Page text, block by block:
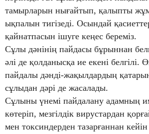
тамырларын нығайтып, қалыпты
ықпалын тигізеді. Осындай
қайнатпасын ішуге кеңес береміз.
Сұлы дәнінің пайдасы бұрыннан
әлі де қолданысқа ие екені белгілі.
пайдалы дәнді-жақылдардың
сұлыдан дәрі де жасалады.
Сұлыны үнемі пайдалану адамның
көтеріп, мезгілдік вирустардан
мен токсиндерден тазарғаннан